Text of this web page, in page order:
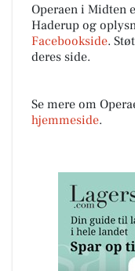
Operaen i Midten
Haderup og
Facebookside.
deres side.
Se mere om
hjemmeside.